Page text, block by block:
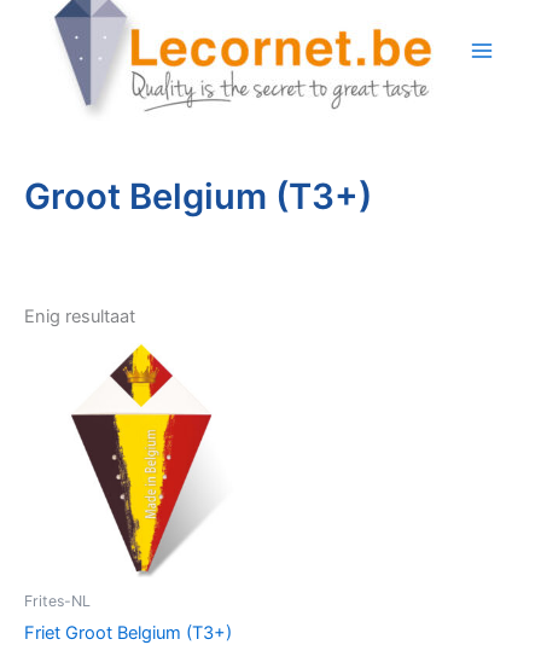
Groot Belgium (T3+)
Enig resultaat
Frites-NL
Friet Groot Belgium (T3+)